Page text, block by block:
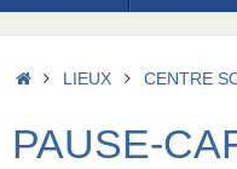
ACCUEIL
LIEUX CENTRE
PAUSE-